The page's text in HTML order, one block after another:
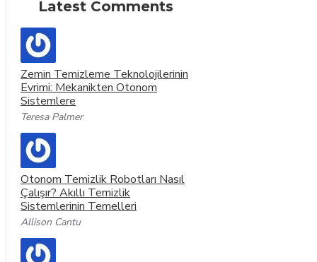
Latest Comments
Zemin Temizleme Teknolojilerinin
Evrimi: Mekanikten Otonom
Sistemlere
Teresa Palmer
Otonom Temizlik Robotları Nasıl
Çalışır? Akıllı Temizlik
Sistemlerinin Temelleri
Allison Cantu